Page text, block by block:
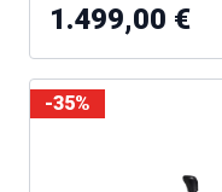
1.499,00 €
-35%